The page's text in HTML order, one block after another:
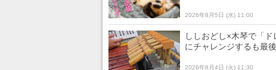
2026年8月5日 (水) 11:00
ししおどし×木琴で「
にチャレンジするも最
2026年8月4日 (火) 11:30